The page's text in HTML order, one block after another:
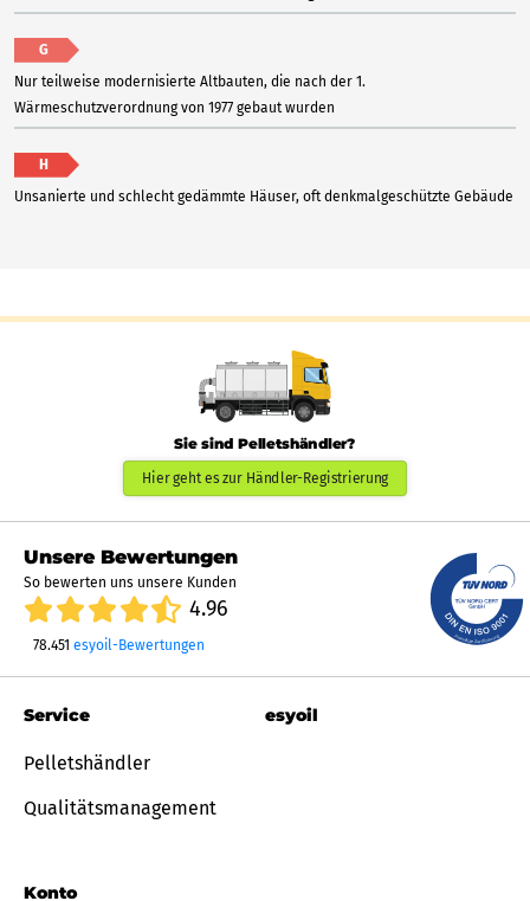
G
Nur teilweise modernisierte Altbauten, die nach der 1.
Wärmeschutzverordnung von 1977 gebaut wurden
H
Unsanierte und schlecht gedämmte Häuser, oft denkmalgeschützte Gebäude
Sie sind Pelletshändler?
Hier geht es zur Händler-Registrierung
Unsere Bewertungen
So bewerten uns unsere Kunden
4.96
78.451 esyoil-Bewertungen
Service
Pelletshändler
Qualitätsmanagement
Konto
esyoil